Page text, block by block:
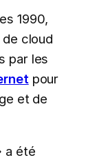
1990,
cloud
par les
pour
et de
a été